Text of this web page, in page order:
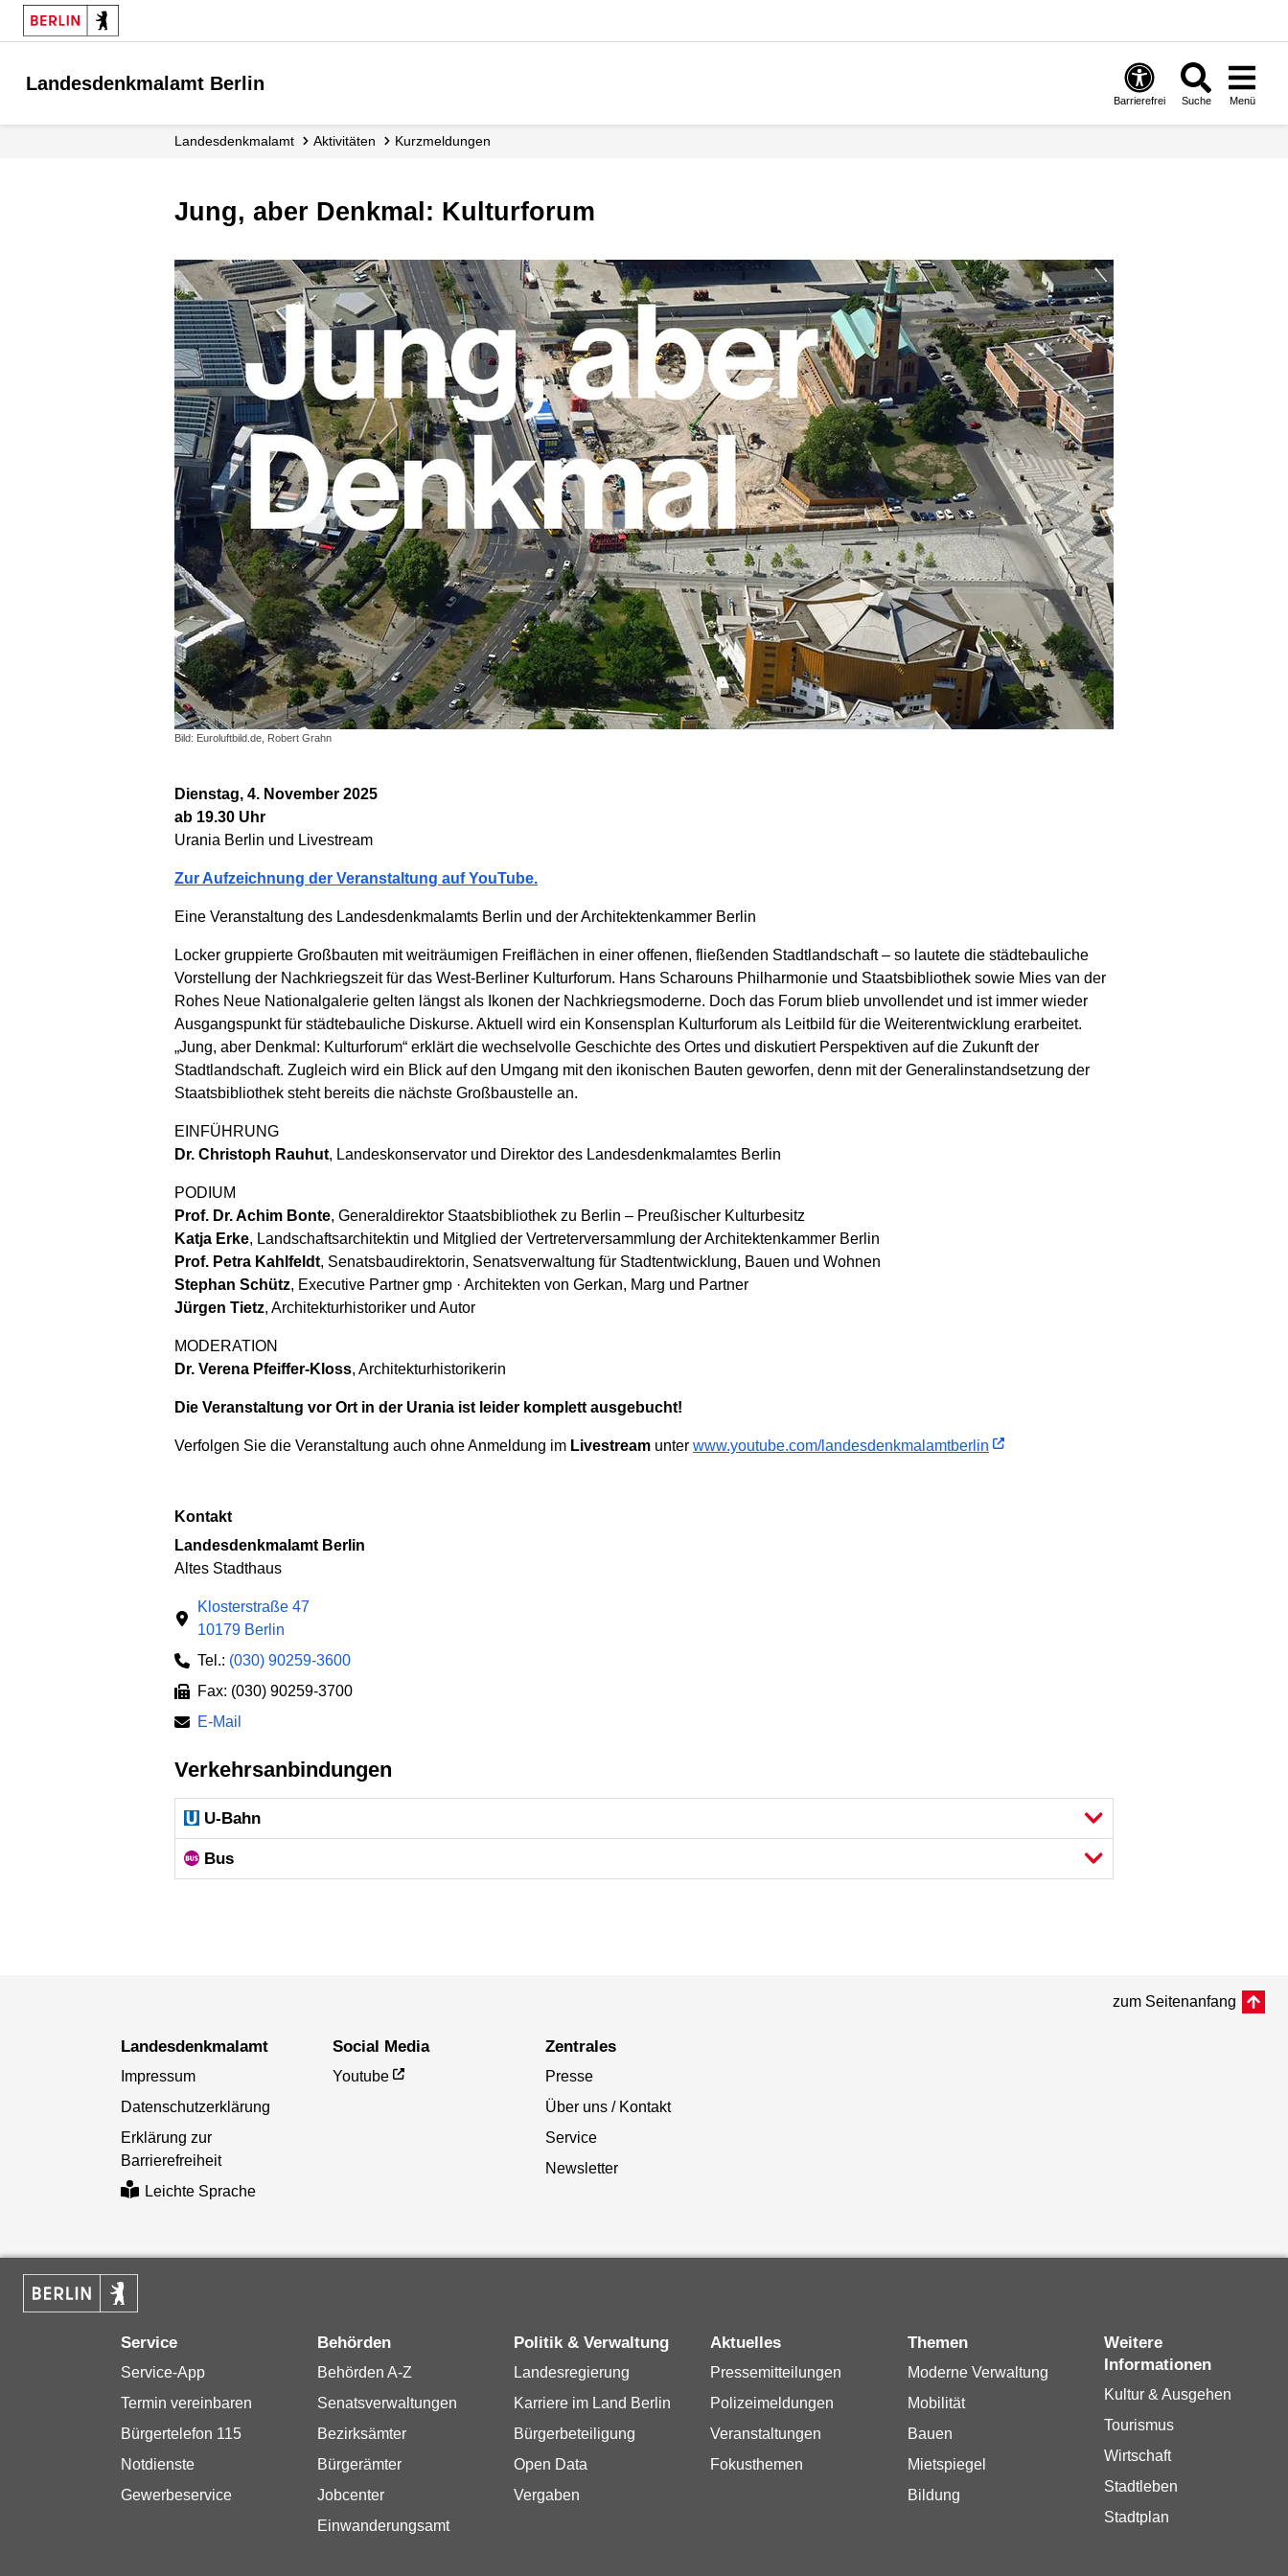
Landesdenkmalamt Berlin
Barrierefrei Suche Menü
Landesdenkmalamt Aktivitäten Kurzmeldungen
Jung, aber Denkmal: Kulturforum
Bild: Euroluftbild.de, Robert Grahn
Dienstag, 4. November 2025
ab 19.30 Uhr
Urania Berlin und Livestream
Zur Aufzeichnung der Veranstaltung auf YouTube.
Eine Veranstaltung des Landesdenkmalamts Berlin und der Architektenkammer Berlin
Locker gruppierte Großbauten mit weiträumigen Freiflächen in einer offenen, fließenden Stadtlandschaft – so lautete die städtebauliche
Vorstellung der Nachkriegszeit für das West-Berliner Kulturforum. Hans Scharouns Philharmonie und Staatsbibliothek sowie Mies van der
Rohes Neue Nationalgalerie gelten längst als Ikonen der Nachkriegsmoderne. Doch das Forum blieb unvollendet und ist immer wieder
Ausgangspunkt für städtebauliche Diskurse. Aktuell wird ein Konsensplan Kulturforum als Leitbild für die Weiterentwicklung erarbeitet.
„Jung, aber Denkmal: Kulturforum“ erklärt die wechselvolle Geschichte des Ortes und diskutiert Perspektiven auf die Zukunft der
Stadtlandschaft. Zugleich wird ein Blick auf den Umgang mit den ikonischen Bauten geworfen, denn mit der Generalinstandsetzung der
Staatsbibliothek steht bereits die nächste Großbaustelle an.
EINFÜHRUNG
Dr. Christoph Rauhut, Landeskonservator und Direktor des Landesdenkmalamtes Berlin
PODIUM
Prof. Dr. Achim Bonte, Generaldirektor Staatsbibliothek zu Berlin – Preußischer Kulturbesitz
Katja Erke, Landschaftsarchitektin und Mitglied der Vertreterversammlung der Architektenkammer Berlin
Prof. Petra Kahlfeldt, Senatsbaudirektorin, Senatsverwaltung für Stadtentwicklung, Bauen und Wohnen
Stephan Schütz, Executive Partner gmp · Architekten von Gerkan, Marg und Partner
Jürgen Tietz, Architekturhistoriker und Autor
MODERATION
Dr. Verena Pfeiffer-Kloss, Architekturhistorikerin
Die Veranstaltung vor Ort in der Urania ist leider komplett ausgebucht!
Verfolgen Sie die Veranstaltung auch ohne Anmeldung im Livestream unter www.youtube.com/landesdenkmalamtberlin
Kontakt
Landesdenkmalamt Berlin
Altes Stadthaus
Klosterstraße 47
10179 Berlin
Tel.: (030) 90259-3600
Fax: (030) 90259-3700
E-Mail
Verkehrsanbindungen
U-Bahn
Bus
zum Seitenanfang
Landesdenkmal­amt
Impressum
Datenschutzerklärung
Erklärung zur
Barrierefreiheit
Leichte Sprache
Social Media
Youtube
Zentrales
Presse
Über uns / Kontakt
Service
Newsletter
Service
Service-App
Termin vereinbaren
Bürgertelefon 115
Notdienste
Gewerbeservice
Behörden
Behörden A-Z
Senatsverwaltungen
Bezirksämter
Bürgerämter
Jobcenter
Einwanderungsamt
Politik & Verwaltung
Landesregierung
Karriere im Land Berlin
Bürgerbeteiligung
Open Data
Vergaben
Aktuelles
Pressemitteilungen
Polizeimeldungen
Veranstaltungen
Fokusthemen
Themen
Moderne Verwaltung
Mobilität
Bauen
Mietspiegel
Bildung
Weitere
Informationen
Kultur & Ausgehen
Tourismus
Wirtschaft
Stadtleben
Stadtplan